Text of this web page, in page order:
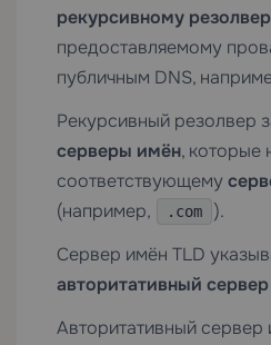
рекурсивному
предоставляемому
публичным DNS,
Рекурсивный резолвер
серверы имён, которые
соответствующему
(например,
.com
).
Сервер имён TLD
авторитативный
Авторитативный